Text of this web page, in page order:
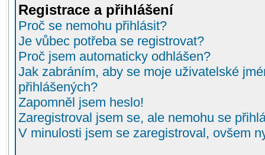
Registrace a přihlášení
Proč se nemohu přihlásit?
Je vůbec potřeba se registrovat?
Proč jsem automaticky odhlášen?
Jak zabráním, aby se moje uživatelské
přihlášených?
Zapomněl jsem heslo!
Zaregistroval jsem se, ale nemohu se
V minulosti jsem se zaregistroval, ovšem